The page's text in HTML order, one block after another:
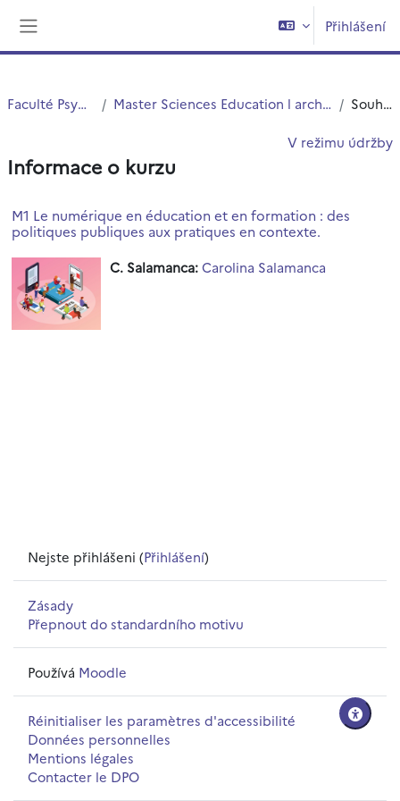
Přihlášení
Faculté PsySEF Master Sciences Education l archives Souhrn
V režimu údržby
Informace o kurzu
M1 Le numérique en éducation et en formation : des
politiques publiques aux pratiques en contexte.
C. Salamanca:Carolina Salamanca
Nejste přihlášeni (Přihlášení)
Zásady
Přepnout do standardního motivu
Používá Moodle
Réinitialiser les paramètres d'accessibilité
Données personnelles
Mentions légales
Contacter le DPO